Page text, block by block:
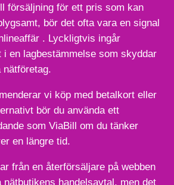
försäljning för ett pris som kan
bör det ofta vara en signal
. Lyckligtvis ingår
i en lagbestämmelse som skyddar
nätföretag.
vi köp med betalkort eller
bör du använda ett
som ViaBill om du tänker
en längre tid.
från en återförsäljare på webben
nätbutikens handelsavtal, men det